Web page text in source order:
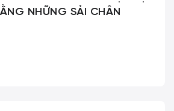
NHỮNG SẢI CHÂN